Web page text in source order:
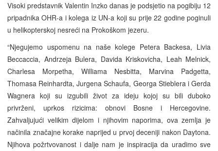
Visoki predstavnik Valentin Inzko danas je podsjetio na pogibiju 12
pripadnika OHR-a i kolega iz UN-a koji su prije 22 godine poginuli
u helikopterskoj nesreći na Prokoškom jezeru.
“Njegujemo uspomenu na naše kolege Petera Backesa, Livia
Beccaccia, Andrzeja Bulera, Davida Kriskovicha, Leah Melnick,
Charlesa Morpetha, Williama Nesbitta, Marvina Padgetta,
Thomasa Reinhardta, Jurgena Schaufa, Georga Stieblera i Gerda
Wagnera koji su izgubili život za ideju kojoj su bili duboko
privrženi, uprkos rizicima: obnovi Bosne i Hercegovine.
Zahvaljujući velikim dijelom i njihovim naporima, ova zemlja je
načinila značajne korake naprijed u prvoj deceniji nakon Daytona.
Njihova požrtvovanost i dalje nam je inspiracija da uradimo sve